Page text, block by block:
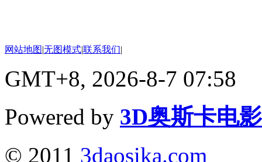
网站地图|无图模式|联系我们|
GMT+8, 2026-8-7 07:58
Powered by 3D奥斯卡电
© 2011 3daosika.com